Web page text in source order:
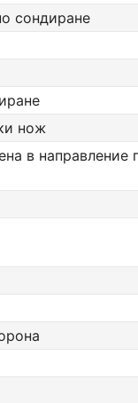
сондиране
нож
в направление